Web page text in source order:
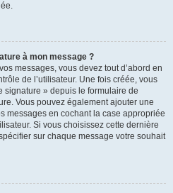
à mon message ?
messages, vous devez tout d’abord en
de l’utilisateur. Une fois créée, vous
signature » depuis le formulaire de
Vous pouvez également ajouter une
messages en cochant la case appropriée
Si vous choisissez cette dernière
sur chaque message votre souhait